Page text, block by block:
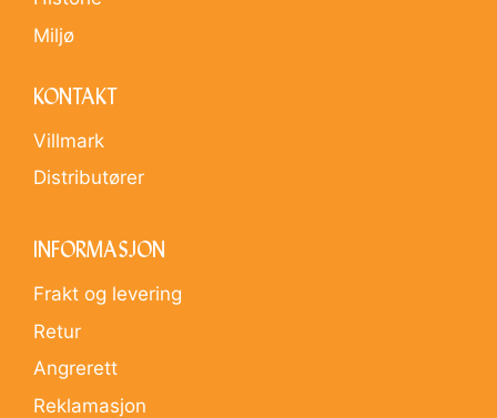
Miljø
KONTAKT
Villmark
Distributører
INFORMASJON
Frakt og levering
Retur
Angrerett
Reklamasjon